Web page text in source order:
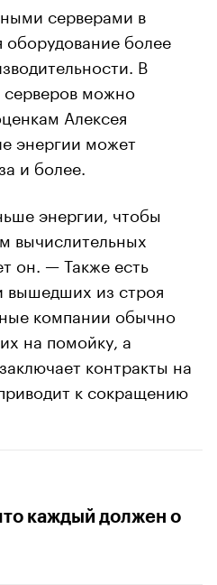
серверами в
оборудование более
В
серверов можно
Алексея
энергии может
и более.
энергии, чтобы
вычислительных
он. — Также есть
вышедших из строя
компании обычно
на помойку, а
контракты на
к сокращению
каждый должен о